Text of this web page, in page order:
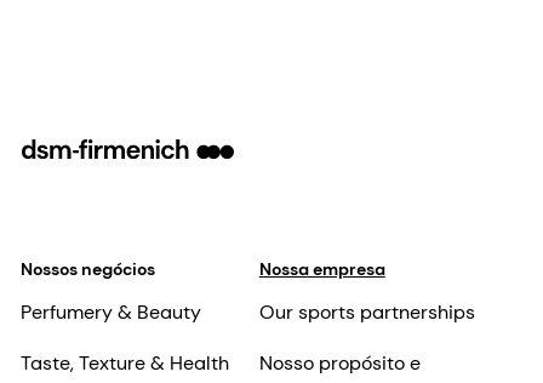
Nossos negócios
Perfumery & Beauty
Taste, Texture & Health
Nossa empresa
Our sports partnerships
Nosso propósito e